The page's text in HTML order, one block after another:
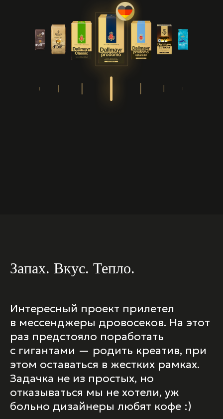
Запах. Вкус. Тепло.
Интересный проект прилетел
в мессенджеры дровосеков. На этот
раз предстояло поработать
с гигантами — родить креатив, при
этом оставаться в жестких рамках.
Задачка не из простых, но
отказываться мы не хотели, уж
больно дизайнеры любят кофе :)